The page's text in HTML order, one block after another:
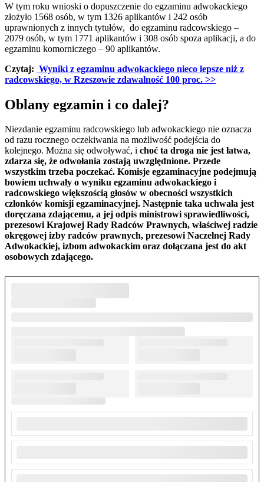
W tym roku wnioski o dopuszczenie do egzaminu adwokackiego
złożyło 1568 osób, w tym 1326 aplikantów i 242 osób
uprawnionych z innych tytułów, do egzaminu radcowskiego –
2079 osób, w tym 1771 aplikantów i 308 osób spoza aplikacji, a do
egzaminu komorniczego – 90 aplikantów.
Czytaj: Wyniki z egzaminu adwokackiego nieco lepsze niż z
radcowskiego, w Rzeszowie zdawalność 100 proc. >>
Oblany egzamin i co dalej?
Niezdanie egzaminu radcowskiego lub adwokackiego nie oznacza
od razu rocznego oczekiwania na możliwość podejścia do
kolejnego. Można się odwoływać, i choć ta droga nie jest łatwa,
zdarza się, że odwołania zostają uwzględnione. Przede
wszystkim trzeba poczekać. Komisje egzaminacyjne podejmują
bowiem uchwały o wyniku egzaminu adwokackiego i
radcowskiego większością głosów w obecności wszystkich
członków komisji egzaminacyjnej. Następnie taka uchwała jest
doręczana zdającemu, a jej odpis ministrowi sprawiedliwości,
prezesowi Krajowej Rady Radców Prawnych, właściwej radzie
okręgowej izby radców prawnych, prezesowi Naczelnej Rady
Adwokackiej, izbom adwokackim oraz dołączana jest do akt
osobowych zdającego.